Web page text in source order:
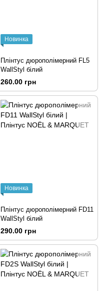
Новинка
Плінтус дюрополімерний FL5
WallStyl білий
260.00 грн
Новинка
Плінтус дюрополімерний FD11
WallStyl білий
290.00 грн